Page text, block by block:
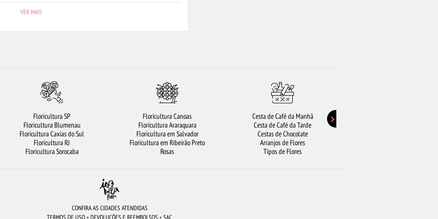
FLORICULTURA CURITIBA
MAIS PROCURADAS FLORICULTURA RECIFE
DE 12 ROSAS VERMELHAS BUQUÊ DE 20 ROSAS VERMELHAS
SÃO BERNARDO DO CAMPO ARRANJO DE FLORES FLORES
VER MAIS
Floricultura SP
Floricultura Blumenau
Floricultura Caxias do Sul
Floricultura RJ
Floricultura Sorocaba
Floricultura Canoas
Floricultura Araraquara
Floricultura em Salvador
Floricultura em Ribeirão Preto
Rosas
Cesta de Café da Manhã
Cesta de Café da Tarde
Cestas de Chocolate
Arranjos de Flores
Tipos de Flores
CONFIRA AS CIDADES ATENDIDAS
TERMOS DE USO • DEVOLUÇÕES E REEMBOLSOS • SAC